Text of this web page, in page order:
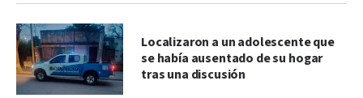
Localizaron a un adolescente que
se había ausentado de su hogar
tras una discusión